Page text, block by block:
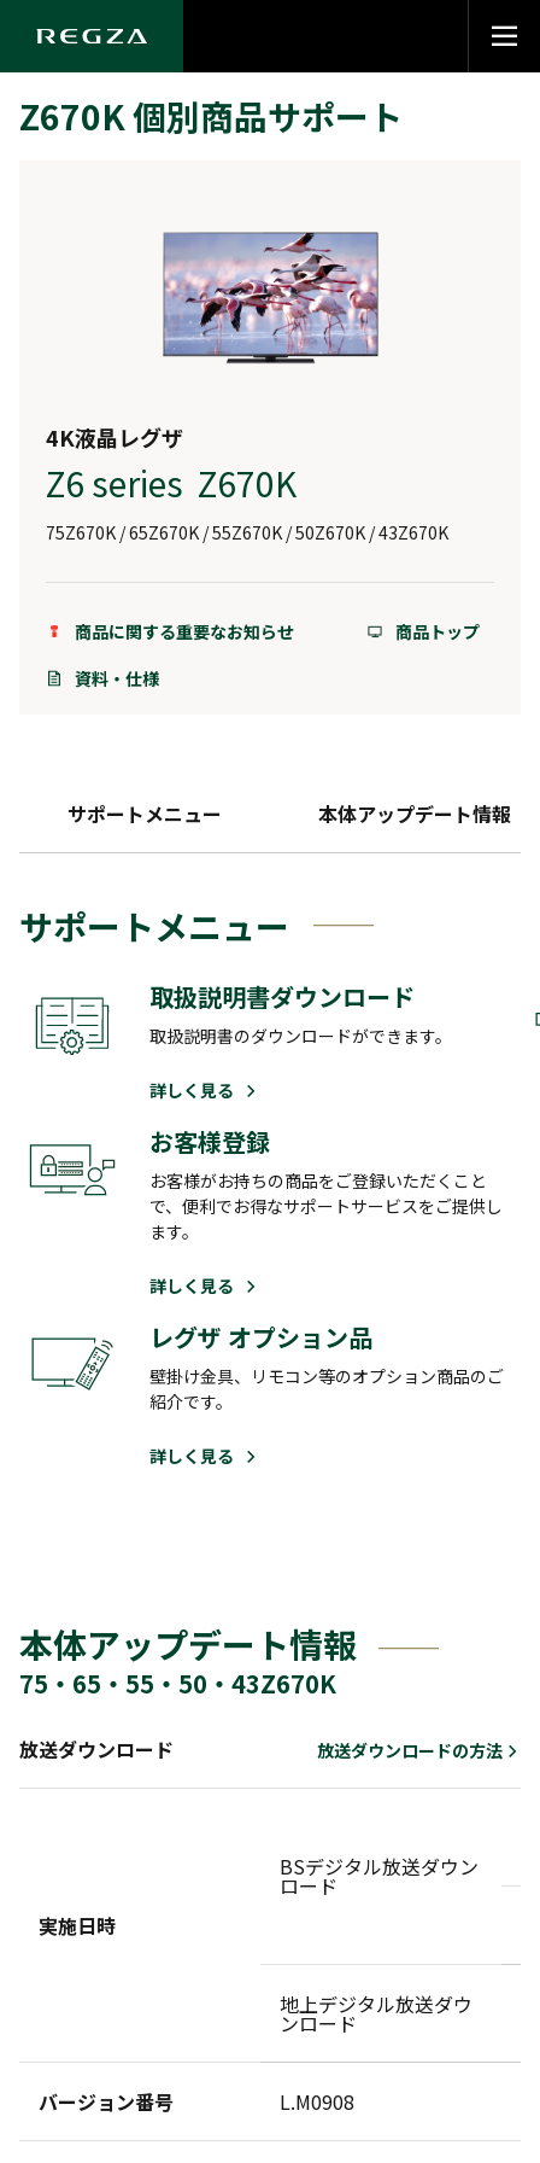
Z670K 個別商品サポート
4K液晶レグザ
Z6 series Z670K
75Z670K / 65Z670K / 55Z670K / 50Z670K / 43Z670K
商品に関する重要なお知らせ
商品トップ
資料・仕様
サポートメニュー 本体アップデート情報
サポートメニュー
取扱説明書ダウンロード
取扱説明書のダウンロードができます。
詳しく見る
お客様登録
お客様がお持ちの商品をご登録いただくこと
で、便利でお得なサポートサービスをご提供し
ます。
詳しく見る
レグザ オプション品
壁掛け金具、リモコン等のオプション商品のご
紹介です。
詳しく見る
本体アップデート情報
75・65・55・50・43Z670K
放送ダウンロード 放送ダウンロードの方法
実施日時
BSデジタル放送ダウン
ロード
地上デジタル放送ダウ
ンロード
バージョン番号 L.M0908